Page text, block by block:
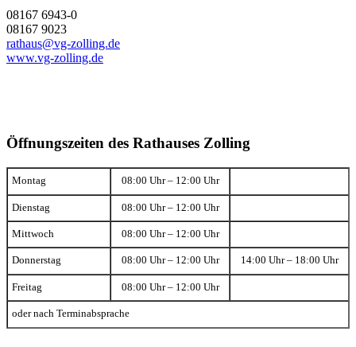
08167 6943-0
08167 9023
rathaus@vg-zolling.de
www.vg-zolling.de
Öffnungszeiten des Rathauses Zolling
Montag 08:00 Uhr – 12:00 Uhr
Dienstag 08:00 Uhr – 12:00 Uhr
Mittwoch 08:00 Uhr – 12:00 Uhr
Donnerstag 08:00 Uhr – 12:00 Uhr 14:00 Uhr – 18:00 Uhr
Freitag 08:00 Uhr – 12:00 Uhr
oder nach Terminabsprache